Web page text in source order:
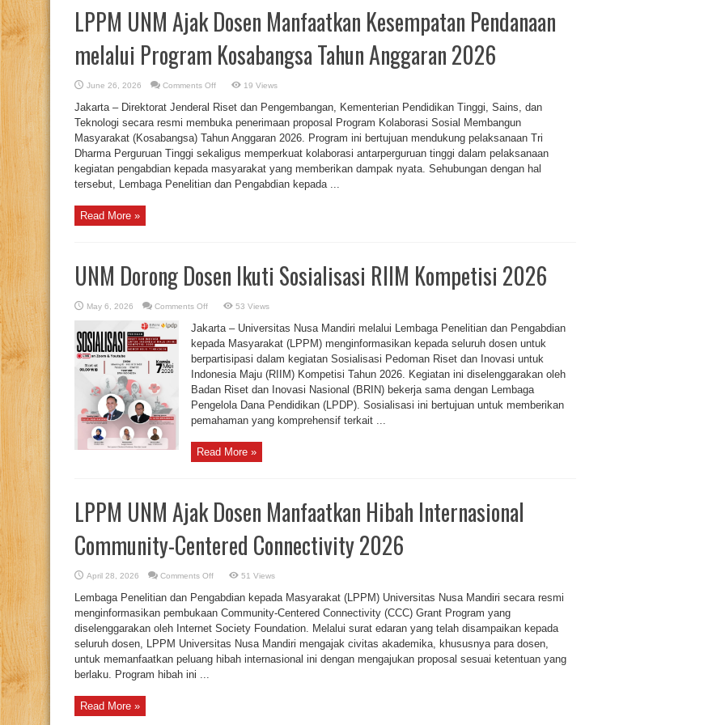
LPPM UNM Ajak Dosen Manfaatkan Kesempatan Pendanaan
melalui Program Kosabangsa Tahun Anggaran 2026
June 26, 2026 Comments Offon
UNM
Ajak
Dosen
Manfaatkan
Kesempatan
Pendanaan
melalui
Program
Kosabangsa
Tahun
19 Views
Jakarta – Direktorat Jenderal Riset dan Pengembangan, Kementerian Pendidikan Tinggi, Sains, dan
Teknologi secara resmi membuka penerimaan proposal Program Kolaborasi Sosial Membangun
Masyarakat (Kosabangsa) Tahun Anggaran 2026. Program ini bertujuan mendukung pelaksanaan Tri
Dharma Perguruan Tinggi sekaligus memperkuat kolaborasi antarperguruan tinggi dalam pelaksanaan
kegiatan pengabdian kepada masyarakat yang memberikan dampak nyata. Sehubungan dengan hal
tersebut, Lembaga Penelitian dan Pengabdian kepada ...
Read More »
UNM Dorong Dosen Ikuti Sosialisasi RIIM Kompetisi 2026
May 6, 2026 Comments Offon
Dorong
Dosen
Ikuti
Sosialisasi
RIIM
Kompetisi
2026
53 Views
Jakarta – Universitas Nusa Mandiri melalui Lembaga Penelitian dan Pengabdian
kepada Masyarakat (LPPM) menginformasikan kepada seluruh dosen untuk
berpartisipasi dalam kegiatan Sosialisasi Pedoman Riset dan Inovasi untuk
Indonesia Maju (RIIM) Kompetisi Tahun 2026. Kegiatan ini diselenggarakan oleh
Badan Riset dan Inovasi Nasional (BRIN) bekerja sama dengan Lembaga
Pengelola Dana Pendidikan (LPDP). Sosialisasi ini bertujuan untuk memberikan
pemahaman yang komprehensif terkait ...
Read More »
LPPM UNM Ajak Dosen Manfaatkan Hibah Internasional
Community-Centered Connectivity 2026
April 28, 2026 Comments Offon
UNM
Ajak
Dosen
Manfaatkan
Hibah
Internasional
Community-
Centered
Connectivity
51 Views
Lembaga Penelitian dan Pengabdian kepada Masyarakat (LPPM) Universitas Nusa Mandiri secara resmi
menginformasikan pembukaan Community-Centered Connectivity (CCC) Grant Program yang
diselenggarakan oleh Internet Society Foundation. Melalui surat edaran yang telah disampaikan kepada
seluruh dosen, LPPM Universitas Nusa Mandiri mengajak civitas akademika, khususnya para dosen,
untuk memanfaatkan peluang hibah internasional ini dengan mengajukan proposal sesuai ketentuan yang
berlaku. Program hibah ini ...
Read More »